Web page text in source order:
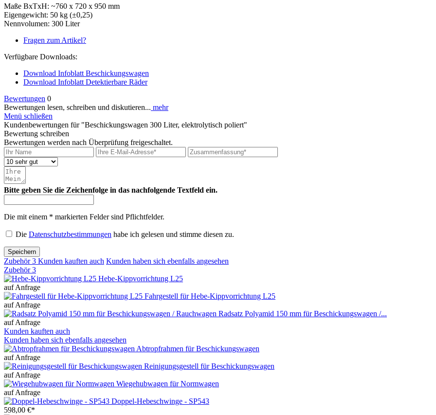
Maße BxTxH: ~760 x 720 x 950 mm
Eigengewicht: 50 kg (±0,25)
Nennvolumen: 300 Liter
Fragen zum Artikel?
Verfügbare Downloads:
Download Infoblatt Beschickungswagen
Download Infoblatt Detektierbare Räder
Bewertungen 0
Bewertungen lesen, schreiben und diskutieren... mehr
Menü schließen
Kundenbewertungen für "Beschickungswagen 300 Liter, elektrolytisch poliert"
Bewertung schreiben
Bewertungen werden nach Überprüfung freigeschaltet.
Bitte geben Sie die Zeichenfolge in das nachfolgende Textfeld ein.
Die mit einem * markierten Felder sind Pflichtfelder.
Die Datenschutzbestimmungen habe ich gelesen und stimme diesen zu.
Speichern
Zubehör3 Kunden kauften auch Kunden haben sich ebenfalls angesehen
Zubehör3
Hebe-Kippvorrichtung L25
auf Anfrage
Fahrgestell für Hebe-Kippvorrichtung L25
auf Anfrage
Radsatz Polyamid 150 mm für Beschickungswagen /...
auf Anfrage
Kunden kauften auch
Kunden haben sich ebenfalls angesehen
Abtropfrahmen für Beschickungswagen
auf Anfrage
Reinigungsgestell für Beschickungswagen
auf Anfrage
Wiegehubwagen für Normwagen
auf Anfrage
Doppel-Hebeschwinge - SP543
598,00 €*